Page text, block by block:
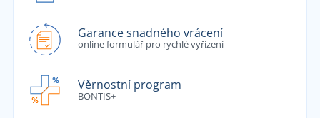
Garance snadného vrácení
online formulář pro rychlé vyřízení
Věrnostní program
BONTIS+